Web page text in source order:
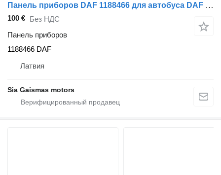
Панель приборов DAF 1188466 для автобуса DAF 3000SB
100 € Без НДС
Панель приборов
1188466 DAF
Латвия
Sia Gaismas motors